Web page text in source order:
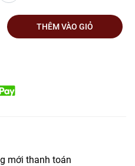
THÊM VÀO GIỎ
mới thanh toán